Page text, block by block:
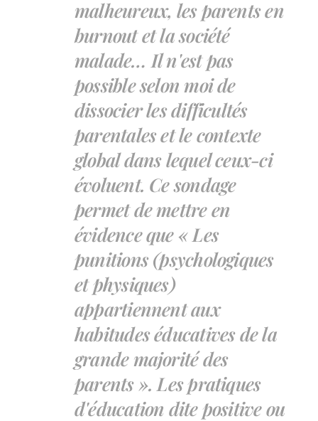
malheureux, les parents en
burnout et la société
malade… Il n'est pas
possible selon moi de
dissocier les difficultés
parentales et le contexte
global dans lequel ceux-ci
évoluent. Ce sondage
permet de mettre en
évidence que « Les
punitions (psychologiques
et physiques)
appartiennent aux
habitudes éducatives de la
grande majorité des
parents ». Les pratiques
d'éducation dite positive ou